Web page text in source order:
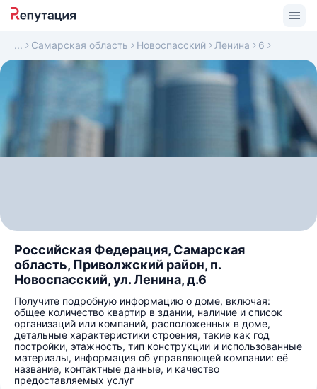
Самарская область Новоспасский Ленина 6
Российская Федерация, Самарская
область, Приволжский район, п.
Новоспасский, ул. Ленина, д.6
Получите подробную информацию о доме, включая:
общее количество квартир в здании, наличие и список
организаций или компаний, расположенных в доме,
детальные характеристики строения, такие как год
постройки, этажность, тип конструкции и использованные
материалы, информация об управляющей компании: её
название, контактные данные, и качество
предоставляемых услуг